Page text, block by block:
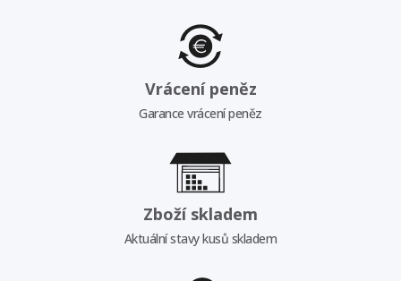
Vrácení peněz
Garance vrácení peněz
Zboží skladem
Aktuální stavy kusů skladem